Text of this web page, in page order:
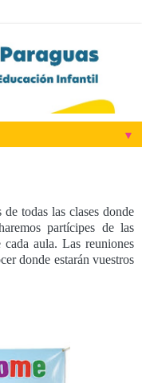
▼
todas las clases donde
partícipes de las
aula. Las reuniones
donde estarán vuestros